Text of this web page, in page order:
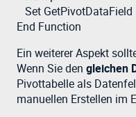
Set GetPivotDataField
End Function
Ein weiterer Aspekt
Wenn Sie den gleichen
Pivottabelle als
manuellen Erstellen im